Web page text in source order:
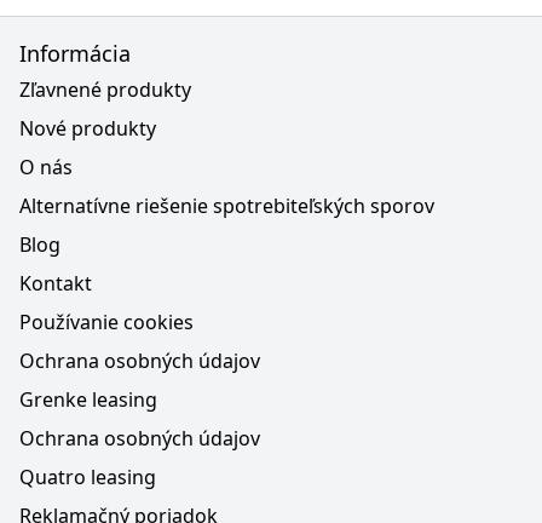
Informácia
Zľavnené produkty
Nové produkty
O nás
Alternatívne riešenie spotrebiteľských sporov
Blog
Kontakt
Používanie cookies
Ochrana osobných údajov
Grenke leasing
Ochrana osobných údajov
Quatro leasing
Reklamačný poriadok